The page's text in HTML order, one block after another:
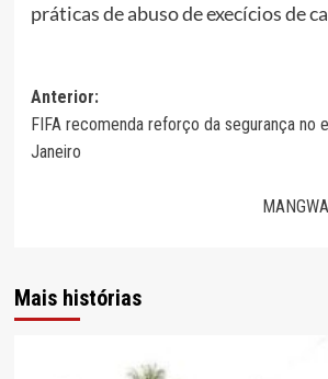
práticas de abuso de execícios de
Navegação
de
Anterior:
FIFA recomenda reforço da segurança no
Janeiro
Mais histórias